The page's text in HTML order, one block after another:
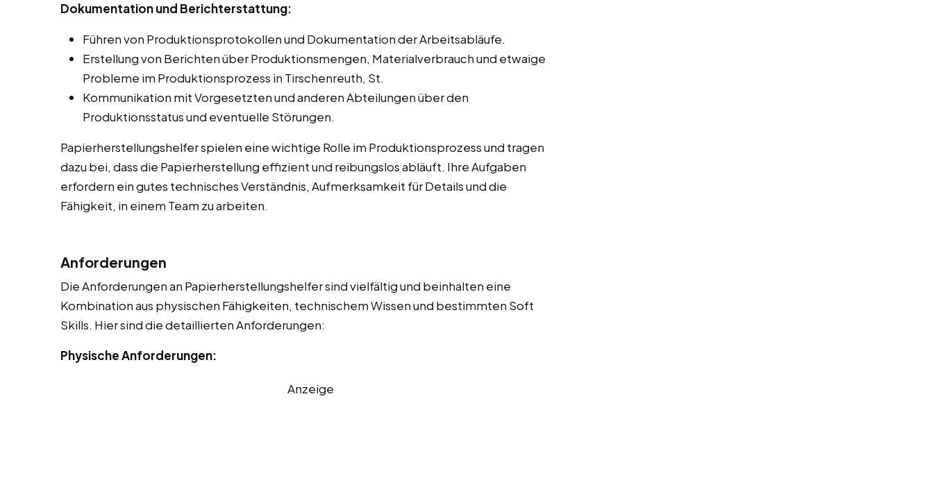
Dokumentation und Berichterstattung:
Führen von Produktionsprotokollen und Dokumentation der Arbeitsabläufe.
Erstellung von Berichten über Produktionsmengen, Materialverbrauch und etwaige
Probleme im Produktionsprozess in Tirschenreuth, St.
Kommunikation mit Vorgesetzten und anderen Abteilungen über den
Produktionsstatus und eventuelle Störungen.
Papierherstellungshelfer spielen eine wichtige Rolle im Produktionsprozess und tragen
dazu bei, dass die Papierherstellung effizient und reibungslos abläuft. Ihre Aufgaben
erfordern ein gutes technisches Verständnis, Aufmerksamkeit für Details und die
Fähigkeit, in einem Team zu arbeiten.
Anforderungen
Die Anforderungen an Papierherstellungshelfer sind vielfältig und beinhalten eine
Kombination aus physischen Fähigkeiten, technischem Wissen und bestimmten Soft
Skills. Hier sind die detaillierten Anforderungen:
Physische Anforderungen:
Anzeige